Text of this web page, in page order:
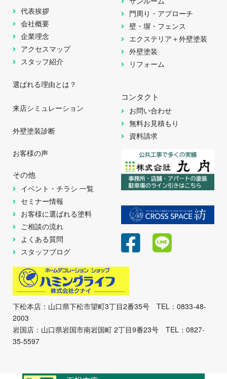
代表挨拶
会社概要
企業理念
アクセスマップ
スタッフ紹介
選ばれる理由とは？
門周り・アプローチ
壁・塀・フェンス
エクステリア＋外壁塗装
外壁塗装
リフォーム
来店シミュレーション
外壁塗装診断
お客様の声
その他
イベント・チラシ 一覧
セミナー情報
お客様に選ばれる塗料
ご相談の流れ
よくある質問
スタッフブログ
コンタクト
お問い合わせ
無料お見積もり
資料請求
下松本店：山口県下松市望町3丁目2番35号 TEL：0833-48-
2003
岩国店：山口県岩国市南岩国町 2丁目9番23号 TEL：0827-
35-5597